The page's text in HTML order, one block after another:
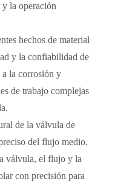
la operación
hechos de material
y la confiabilidad de
a la corrosión y
de trabajo complejas
de la válvula de
del flujo medio.
válvula, el flujo y la
con precisión para